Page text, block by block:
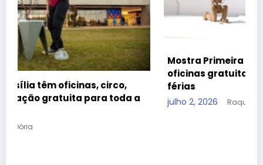
Mostra Primeira Infância leva teatro, cinema e
oficinas gratuitas ao CCBB Brasília durante as
férias
julho 2, 2026 Raquel Dória